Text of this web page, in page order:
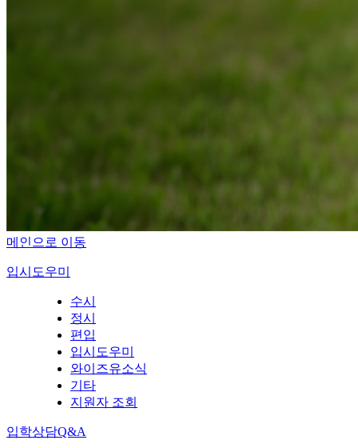
메인으로 이동
입시도우미
수시
정시
편입
입시도우미
와이즈유소식
기타
지원자 조회
입학상담Q&A